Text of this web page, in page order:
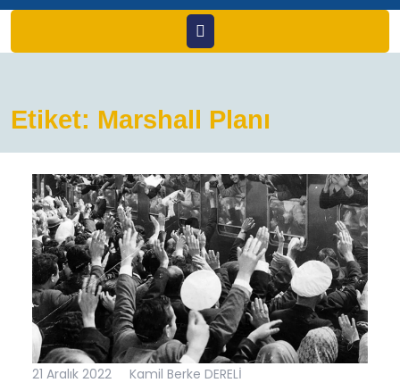
Open
Etiket: Marshall Planı
21 Aralık 2022 Kamil Berke DERELİ